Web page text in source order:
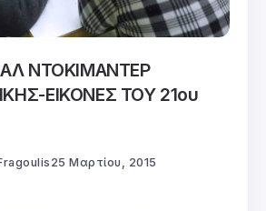
ΝΤΟΚΙΜΑΝΤΕΡ
ΕΙΚΟΝΕΣ ΤΟΥ 21ου
25 Μαρτίου, 2015